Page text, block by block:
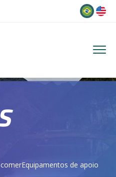
Equipamentos de apoio